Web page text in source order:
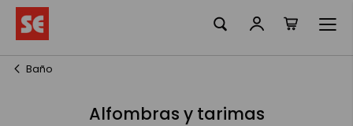
Content
Baño
Alfombras y tarimas